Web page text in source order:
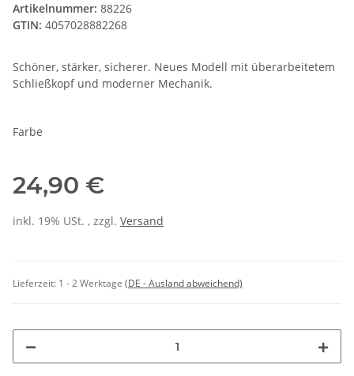
Artikelnummer: 88226
GTIN: 4057028882268
Schöner, stärker, sicherer. Neues Modell mit überarbeitetem
Schließkopf und moderner Mechanik.
Farbe
24,90 €
inkl. 19% USt. , zzgl. Versand
Lieferzeit: 1 - 2 Werktage (DE - Ausland abweichend)